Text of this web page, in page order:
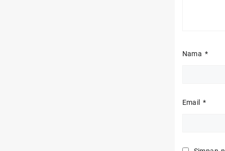
Nama *
Email *